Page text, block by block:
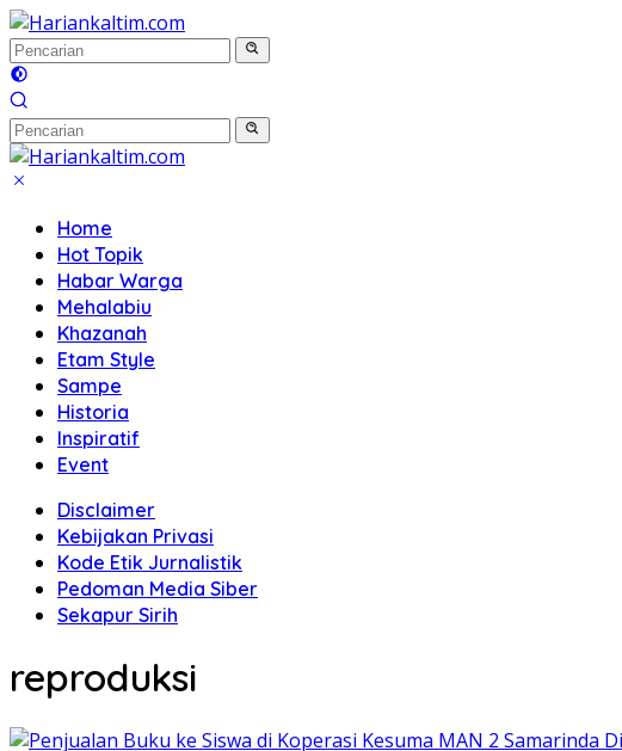
Langsung
ke
konten
Home
Hot Topik
Habar Warga
Mehalabiu
Khazanah
Etam Style
Sampe
Historia
Inspiratif
Event
Disclaimer
Kebijakan Privasi
Kode Etik Jurnalistik
Pedoman Media Siber
Sekapur Sirih
reproduksi